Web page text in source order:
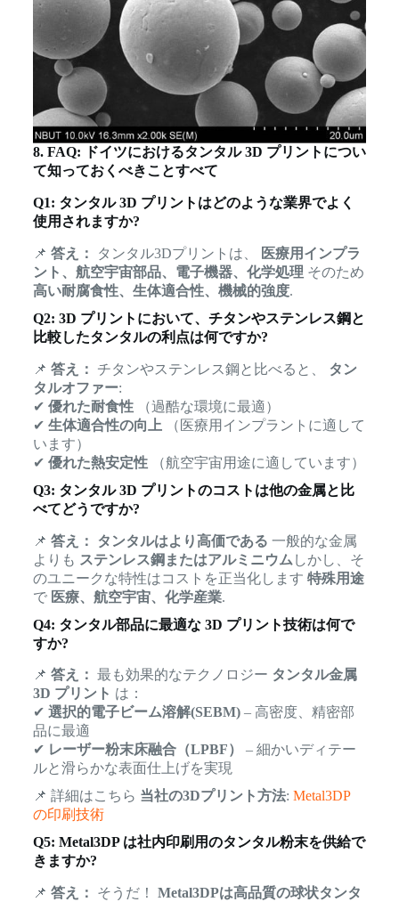
8. FAQ: ドイツにおけるタンタル 3D プリントについ
て知っておくべきことすべて
Q1: タンタル 3D プリントはどのような業界でよく
使用されますか?
📌 答え： タンタル3Dプリントは、
医療用インプラ
ント、航空宇宙部品、電子機器、化学処理 そのため
高い耐腐食性、生体適合性、機械的強度.
Q2: 3D プリントにおいて、チタンやステンレス鋼と
比較したタンタルの利点は何ですか?
📌 答え： チタンやステンレス鋼と比べると、
タン
タルオファー:
✔ 優れた耐食性（過酷な環境に最適）
✔ 生体適合性の向上 （医療用インプラントに適して
います）
✔ 優れた熱安定性（航空宇宙用途に適しています）
Q3: タンタル 3D プリントのコストは他の金属と比
べてどうですか?
📌 答え： タンタルはより高価である 一般的な金属
よりも ステンレス鋼またはアルミニウム しかし、そ
のユニークな特性はコストを正当化します 特殊用途
で 医療、航空宇宙、化学産業.
Q4: タンタル部品に最適な 3D プリント技術は何で
すか?
📌 答え： 最も効果的なテクノロジー タンタル金属
3D プリント は：
✔ 選択的電子ビーム溶解(SEBM)– 高密度、精密部
品に最適
✔ レーザー粉末床融合（LPBF）
– 細かいディテー
ルと滑らかな表面仕上げを実現
📌 詳細はこちら 当社の3Dプリント方法: Metal3DP
の印刷技術
Q5: Metal3DP は社内印刷用のタンタル粉末を供給で
きますか?
📌 答え： そうだ！ Metal3DPは高品質の球状タンタ